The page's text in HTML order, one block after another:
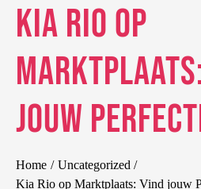
Kia Rio op
jouw
Home
Uncategorized
Kia Rio op Marktplaats: Vind jouw